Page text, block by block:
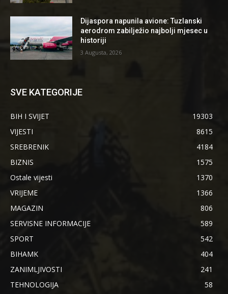
Dijaspora napunila avione: Tuzlanski
aerodrom zabilježio najbolji mjesec u
historiji
3 Augusta, 2026
SVE KATEGORIJE
BIH I SVIJET
19303
VIJESTI
8615
SREBRENIK
4184
BIZNIS
1575
Ostale vijesti
1370
VRIJEME
1366
MAGAZIN
806
SERVISNE INFORMACIJE
589
SPORT
542
BIHAMK
404
ZANIMLJIVOSTI
241
TEHNOLOGIJA
58